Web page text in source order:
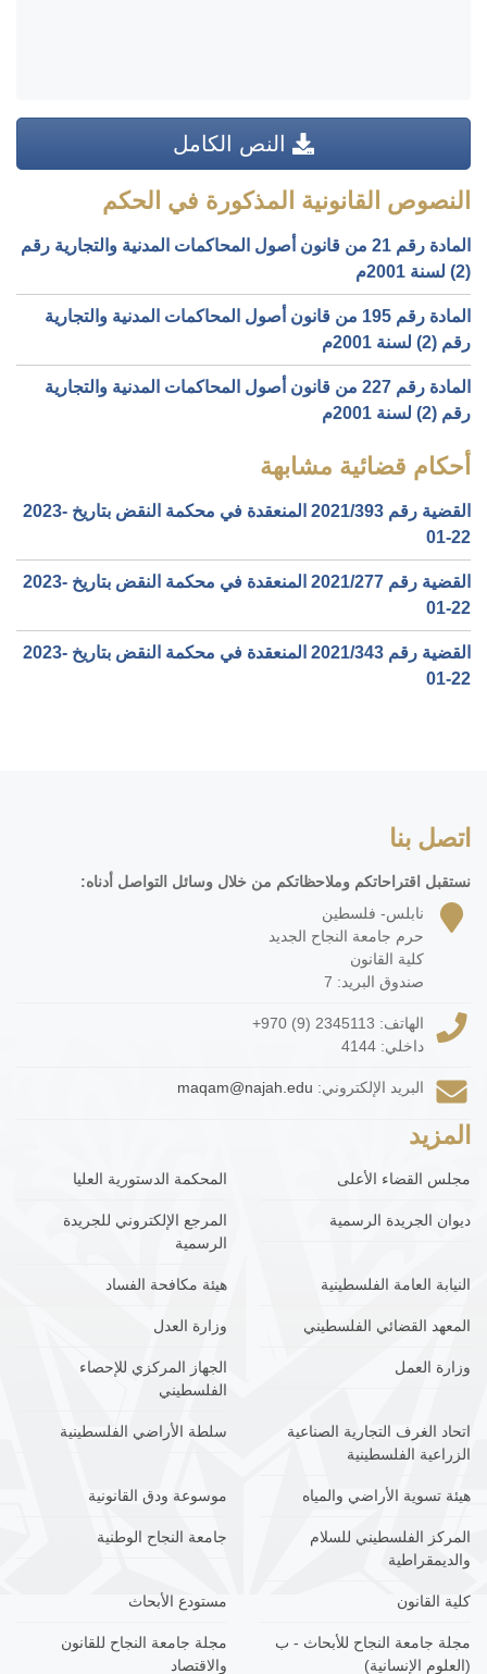
النص الكامل
النصوص القانونية المذكورة في الحكم
المادة رقم 21 من قانون أصول المحاكمات المدنية والتجارية رقم
(2) لسنة 2001م
المادة رقم 195 من قانون أصول المحاكمات المدنية والتجارية
رقم (2) لسنة 2001م
المادة رقم 227 من قانون أصول المحاكمات المدنية والتجارية
رقم (2) لسنة 2001م
أحكام قضائية مشابهة
القضية رقم ‎393‏/‎2021‏ المنعقدة في محكمة النقض بتاريخ ‎2023-
01-22‏
القضية رقم ‎277‏/‎2021‏ المنعقدة في محكمة النقض بتاريخ ‎2023-
01-22‏
القضية رقم ‎343‏/‎2021‏ المنعقدة في محكمة النقض بتاريخ ‎2023-
01-22‏
اتصل بنا
نستقبل اقتراحاتكم وملاحظاتكم من خلال وسائل التواصل أدناه:
نابلس- فلسطين
حرم جامعة النجاح الجديد
كلية القانون
صندوق البريد: 7
الهاتف: +970 (9) 2345113
داخلي: 4144
البريد الإلكتروني: maqam@najah.edu
المزيد
مجلس القضاء الأعلى المحكمة الدستورية العليا
ديوان الجريدة الرسمية
المرجع الإلكتروني للجريدة
الرسمية
النيابة العامة الفلسطينية هيئة مكافحة الفساد
المعهد القضائي الفلسطيني وزارة العدل
وزارة العمل
الجهاز المركزي للإحصاء
الفلسطيني
اتحاد الغرف التجارية الصناعية
الزراعية الفلسطينية
سلطة الأراضي الفلسطينية
هيئة تسوية الأراضي والمياه موسوعة ودق القانونية
المركز الفلسطيني للسلام
والديمقراطية
جامعة النجاح الوطنية
كلية القانون مستودع الأبحاث
مجلة جامعة النجاح للأبحاث - ب
(العلوم الإنسانية)
مجلة جامعة النجاح للقانون
والاقتصاد